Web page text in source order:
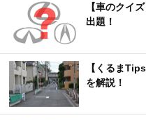
【車のクイ
出題！
【くるま
を解説！